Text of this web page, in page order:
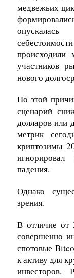
медвежьих
происходили
участников
нового
По этой
сценарий
долларов или
метрик
криптозимы
падения.
Однако
зрения.
В отличие от
совершенно
спотовые
к активу для
инвесторов.